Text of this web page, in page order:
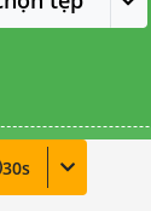
30s